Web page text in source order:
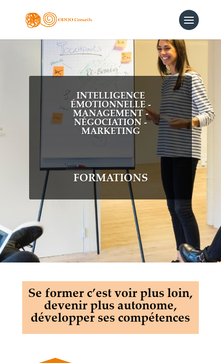
INTELLIGENCE
ÉMOTIONNELLE -
MANAGEMENT -
NÉGOCIATION -
MARKETING
FORMATIONS
Se former c’est voir plus loin,
devenir plus autonome,
développer ses compétences